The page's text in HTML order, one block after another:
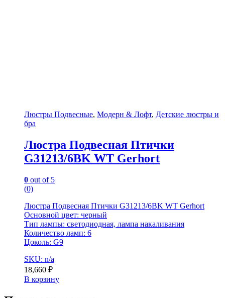
Люстры Подвесные, Модерн & Лофт, Детские люстры и
бра
Люстра Подвесная Птички
G31213/6BK WT Gerhort
0 out of 5
(0)
Люстра Подвесная Птички G31213/6BK WT Gerhort
Основной цвет: черный
Тип лампы: светодиодная, лампа накаливания
Количество ламп: 6
Цоколь: G9
SKU: n/a
18,660 ₽
В корзину